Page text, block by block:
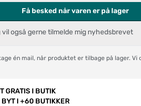
Få besked når varen er på lager
også gerne tilmelde mig nyhedsbrevet
én mail, når produktet er tilbage på lager. Vi
GRATIS I BUTIK
I +60 BUTIKKER